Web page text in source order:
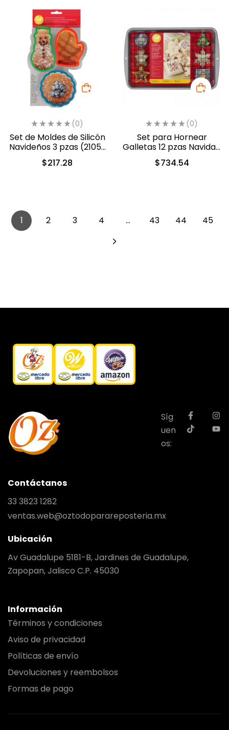
(0)
Set de Moldes de Silicón
Navideños 3 pzas (2105-
0-0165)
$217.28
(0)
Set para Hornear
Galletas 12 pzas Navidad
(2105-0-0141)
$734.54
1 2 3 4 … 43 44 45
Síg
uen
os:
Contáctanos
33 3823 1282
ventas.web@oztodoparareposteria.mx
Ubicación
Av Guadalupe 5181-B, Jardines de Guadalupe,
Zapopan, Jalisco C.P. 45030
Información
Términos y condiciones
Aviso de privacidad
Políticas de envío
Devoluciones y reembolsos
Formas de pago